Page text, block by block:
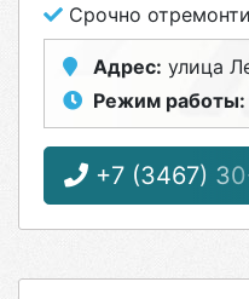
Срочно
Адрес: улица
Режим работы:
+7 (3467)